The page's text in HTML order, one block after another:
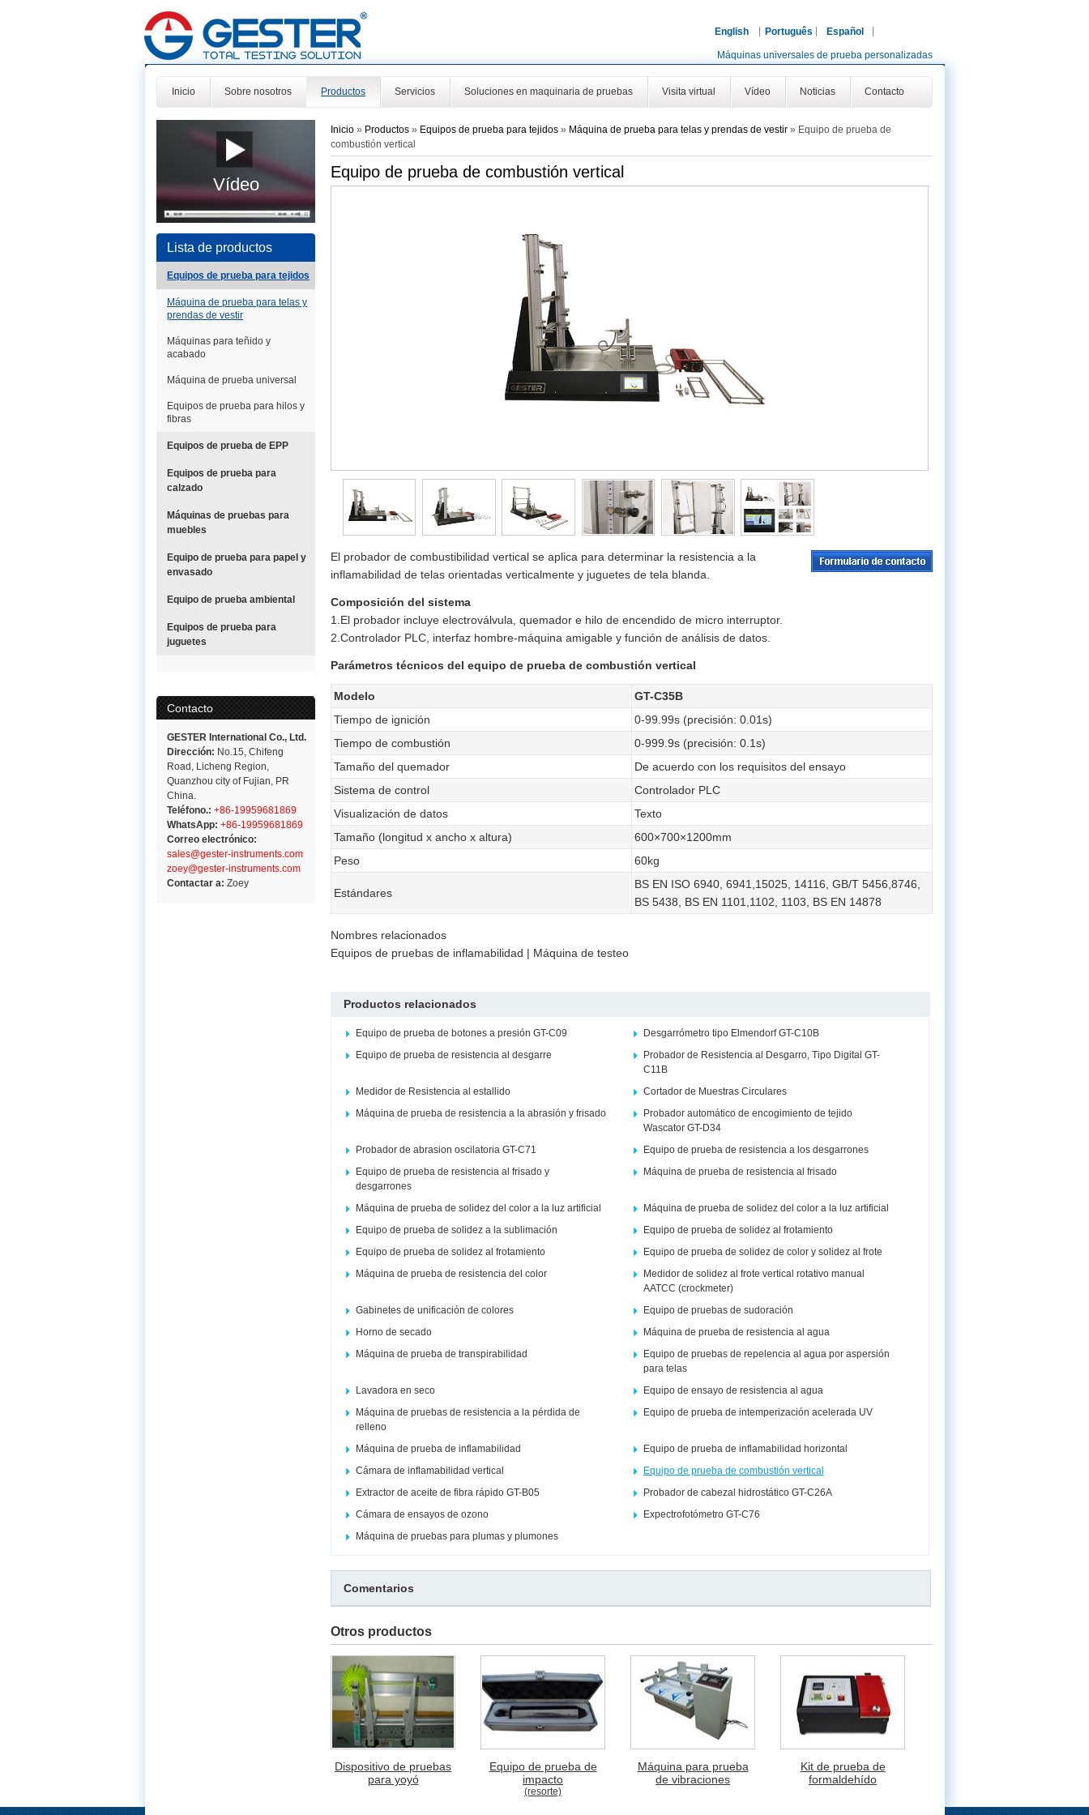
English Português Español
Máquinas universales de prueba personalizadas
Inicio Sobre nosotros Productos Servicios Soluciones en maquinaria de pruebas Visita virtual Vídeo Noticias Contacto
Vídeo
Lista de productos
Equipos de prueba para tejidos
Máquina de prueba para telas y
prendas de vestir
Máquinas para teñido y
acabado
Máquina de prueba universal
Equipos de prueba para hilos y
fibras
Equipos de prueba de EPP
Equipos de prueba para
calzado
Máquinas de pruebas para
muebles
Equipo de prueba para papel y
envasado
Equipo de prueba ambiental
Equipos de prueba para
juguetes
Contacto
GESTER International Co., Ltd.
Dirección: No.15, Chifeng
Road, Licheng Region,
Quanzhou city of Fujian, PR
China.
Teléfono.: +86-19959681869
WhatsApp: +86-19959681869
Correo electrónico:
sales@gester-instruments.com
zoey@gester-instruments.com
Contactar a: Zoey
Inicio » Productos » Equipos de prueba para tejidos » Máquina de prueba para telas y prendas de vestir » Equipo de prueba de
combustión vertical
Equipo de prueba de combustión vertical
El probador de combustibilidad vertical se aplica para determinar la resistencia a la
inflamabilidad de telas orientadas verticalmente y juguetes de tela blanda.
Composición del sistema
1.El probador incluye electroválvula, quemador e hilo de encendido de micro interruptor.
2.Controlador PLC, interfaz hombre-máquina amigable y función de análisis de datos.
Parámetros técnicos del equipo de prueba de combustión vertical
Modelo
GT-C35B
Tiempo de ignición
0-99.99s (precisión: 0.01s)
Tiempo de combustión
0-999.9s (precisión: 0.1s)
Tamaño del quemador
De acuerdo con los requisitos del ensayo
Sistema de control
Controlador PLC
Visualización de datos
Texto
Tamaño (longitud x ancho x altura)
600×700×1200mm
Peso
60kg
Estándares
BS EN ISO 6940, 6941,15025, 14116, GB/T 5456,8746,
BS 5438, BS EN 1101,1102, 1103, BS EN 14878
Nombres relacionados
Equipos de pruebas de inflamabilidad | Máquina de testeo
Productos relacionados
Equipo de prueba de botones a presión GT-C09
Desgarrómetro tipo Elmendorf GT-C10B
Equipo de prueba de resistencia al desgarre
Probador de Resistencia al Desgarro, Tipo Digital GT-
C11B
Medidor de Resistencia al estallido
Cortador de Muestras Circulares
Máquina de prueba de resistencia a la abrasión y frisado
Probador automático de encogimiento de tejido
Wascator GT-D34
Probador de abrasion oscilatoria GT-C71
Equipo de prueba de resistencia a los desgarrones
Equipo de prueba de resistencia al frisado y
desgarrones
Máquina de prueba de resistencia al frisado
Máquina de prueba de solidez del color a la luz artificial
Máquina de prueba de solidez del color a la luz artificial
Equipo de prueba de solidez a la sublimación
Equipo de prueba de solidez al frotamiento
Equipo de prueba de solidez al frotamiento
Equipo de prueba de solidez de color y solidez al frote
Máquina de prueba de resistencia del color
Medidor de solidez al frote vertical rotativo manual
AATCC (crockmeter)
Gabinetes de unificación de colores
Equipo de pruebas de sudoración
Horno de secado
Máquina de prueba de resistencia al agua
Máquina de prueba de transpirabilidad
Equipo de pruebas de repelencia al agua por aspersión
para telas
Lavadora en seco
Equipo de ensayo de resistencia al agua
Máquina de pruebas de resistencia a la pérdida de
relleno
Equipo de prueba de intemperización acelerada UV
Máquina de prueba de inflamabilidad
Equipo de prueba de inflamabilidad horizontal
Cámara de inflamabilidad vertical
Equipo de prueba de combustión vertical
Extractor de aceite de fibra rápido GT-B05
Probador de cabezal hidrostático GT-C26A
Cámara de ensayos de ozono
Expectrofotómetro GT-C76
Máquina de pruebas para plumas y plumones
Comentarios
Otros productos
Dispositivo de pruebas
para yoyó
Equipo de prueba de
impacto
(resorte)
Máquina para prueba
de vibraciones
Kit de prueba de
formaldehído